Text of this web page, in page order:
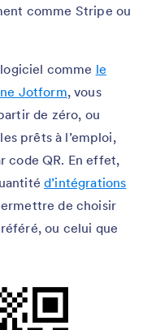
comme Stripe ou
comme le
Jotform, vous
de zéro, ou
prêts à l’emploi,
code QR. En effet,
d’intégrations
de choisir
ou celui que